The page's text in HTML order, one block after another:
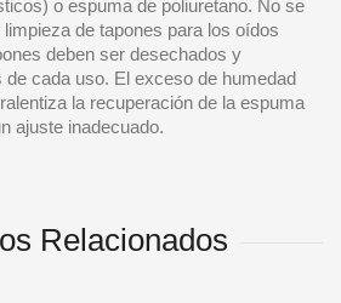
o espuma de poliuretano. No se
de tapones para los oídos
deben ser desechados y
cada uso. El exceso de humedad
la recuperación de la espuma
ajuste inadecuado.
Relacionados